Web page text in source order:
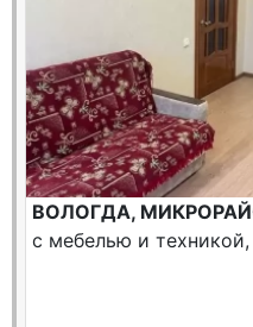
ВОЛОГДА,
с мебелью и